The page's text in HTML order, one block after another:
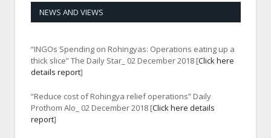
NEWS AND VIEWS
“INGOs Spending on Rohingyas: Operations eating up a
thick slice” The Daily Star_ 02 December 2018 [Click here
details report]
“Reduce cost of Rohingya relief operations” Daily
Prothom Alo_ 02 December 2018 [Click here details
report]